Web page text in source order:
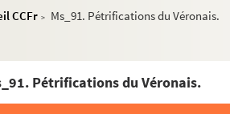
CCFr > Ms_91. Pétrifications du Véronais.
Pétrifications du Véronais.